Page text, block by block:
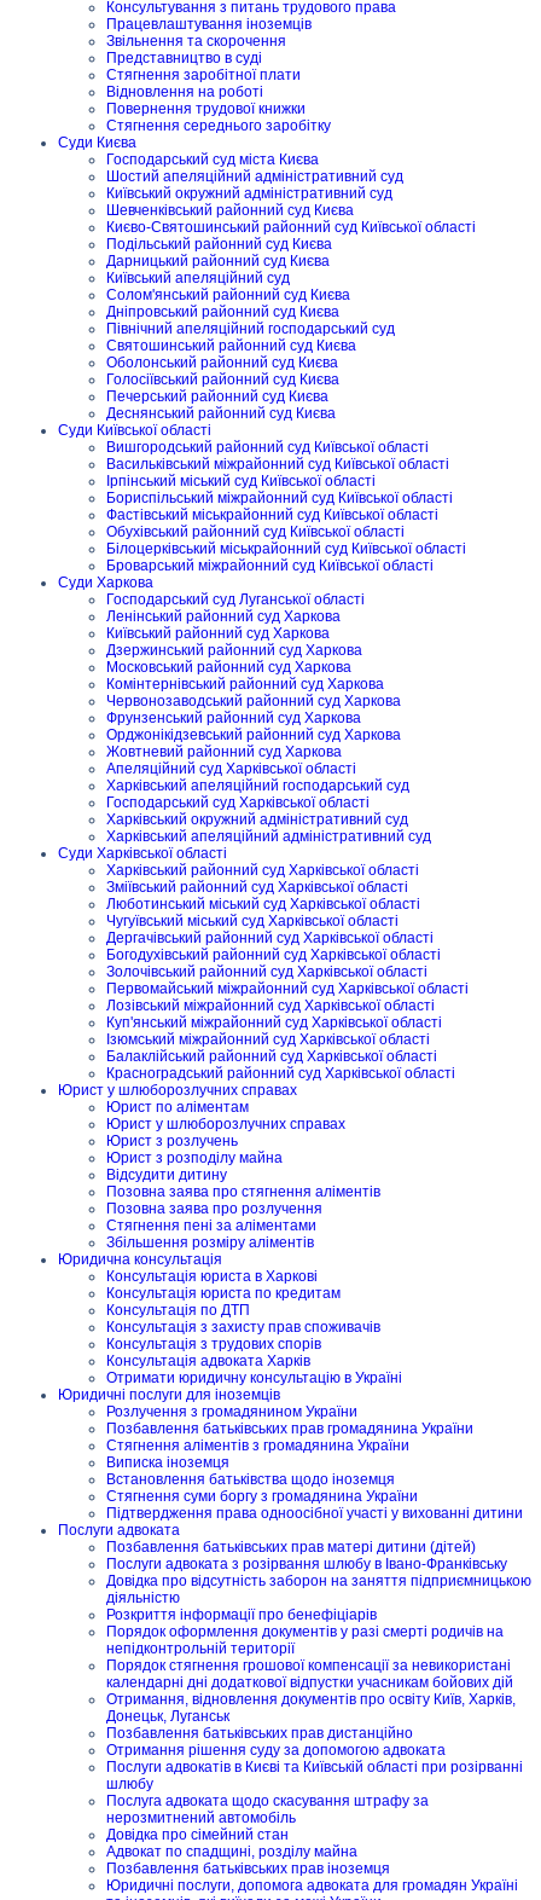
Консультування з питань трудового права
Працевлаштування іноземців
Звільнення та скорочення
Представництво в суді
Стягнення заробітної плати
Відновлення на роботі
Повернення трудової книжки
Стягнення середнього заробітку
Суди Києва
Господарський суд міста Києва
Шостий апеляційний адміністративний суд
Київський окружний адміністративний суд
Шевченківський районний суд Києва
Києво-Святошинський районний суд Київської області
Подільський районний суд Києва
Дарницький районний суд Києва
Київський апеляційний суд
Солом'янський районний суд Києва
Дніпровський районний суд Києва
Північний апеляційний господарський суд
Святошинський районний суд Києва
Оболонський районний суд Києва
Голосіївський районний суд Києва
Печерський районний суд Києва
Деснянський районний суд Києва
Суди Київської області
Вишгородський районний суд Київської області
Васильківський міжрайонний суд Київської області
Ірпінський міський суд Київської області
Бориспільський міжрайонний суд Київської області
Фастівський міськрайонний суд Київської області
Обухівський районний суд Київської області
Білоцерківський міськрайонний суд Київської області
Броварський міжрайонний суд Київської області
Суди Харкова
Господарський суд Луганської області
Ленінський районний суд Харкова
Київський районний суд Харкова
Дзержинський районний суд Харкова
Московський районний суд Харкова
Комінтернівський районний суд Харкова
Червонозаводський районний суд Харкова
Фрунзенський районний суд Харкова
Орджонікідзевський районний суд Харкова
Жовтневий районний суд Харкова
Апеляційний суд Харківської області
Харківський апеляційний господарський суд
Господарський суд Харківської області
Харківський окружний адміністративний суд
Харківський апеляційний адміністративний суд
Суди Харківської області
Харківський районний суд Харківської області
Зміївський районний суд Харківської області
Люботинський міський суд Харківської області
Чугуївський міський суд Харківської області
Дергачівський районний суд Харківської області
Богодухівський районний суд Харківської області
Золочівський районний суд Харківської області
Первомайський міжрайонний суд Харківської області
Лозівський міжрайонний суд Харківської області
Куп'янський міжрайонний суд Харківської області
Ізюмський міжрайонний суд Харківської області
Балаклійський районний суд Харківської області
Красноградський районний суд Харківської області
Юрист у шлюборозлучних справах
Юрист по аліментам
Юрист у шлюборозлучних справах
Юрист з розлучень
Юрист з розподілу майна
Відсудити дитину
Позовна заява про стягнення аліментів
Позовна заява про розлучення
Стягнення пені за аліментами
Збільшення розміру аліментів
Юридична консультація
Консультація юриста в Харкові
Консультація юриста по кредитам
Консультація по ДТП
Консультація з захисту прав споживачів
Консультація з трудових спорів
Консультація адвоката Харків
Отримати юридичну консультацію в Україні
Юридичні послуги для іноземців
Розлучення з громадянином України
Позбавлення батьківських прав громадянина України
Стягнення аліментів з громадянина України
Виписка іноземця
Встановлення батьківства щодо іноземця
Стягнення суми боргу з громадянина України
Підтвердження права одноосібної участі у вихованні дитини
Послуги адвоката
Позбавлення батьківських прав матері дитини (дітей)
Послуги адвоката з розірвання шлюбу в Івано-Франківську
Довідка про відсутність заборон на заняття підприємницькою
діяльністю
Розкриття інформації про бенефіціарів
Порядок оформлення документів у разі смерті родичів на
непідконтрольній території
Порядок стягнення грошової компенсації за невикористані
календарні дні додаткової відпустки учасникам бойових дій
Отримання, відновлення документів про освіту Київ, Харків,
Донецьк, Луганськ
Позбавлення батьківських прав дистанційно
Отримання рішення суду за допомогою адвоката
Послуги адвокатів в Києві та Київській області при розірванні
шлюбу
Послуга адвоката щодо скасування штрафу за
нерозмитнений автомобіль
Довідка про сімейний стан
Адвокат по спадщині, розділу майна
Позбавлення батьківських прав іноземця
Юридичні послуги, допомога адвоката для громадян Україні